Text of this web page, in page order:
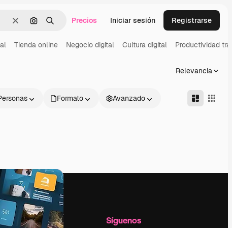
BorrarBuscar por imagen
BuscarPrecios Iniciar sesión Registrarse
Tienda online Negocio digital Cultura digital Productividad
Relevancia
Formato Avanzado
Empresa Síguenos